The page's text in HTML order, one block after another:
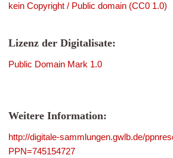
kein Copyright / Public domain (CC0 1.0)
Lizenz der Digitalisate:
Public Domain Mark 1.0
Weitere Information:
http://digitale-sammlungen.gwlb.de/
PPN=745154727